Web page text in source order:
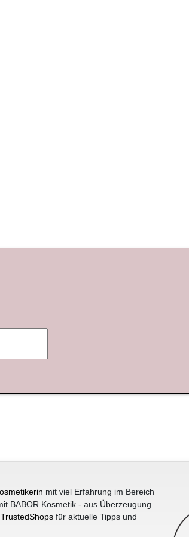
mit viel Erfahrung im Bereich
BABOR Kosmetik - aus Überzeugung.
TrustedShopsfür aktuelle Tipps und